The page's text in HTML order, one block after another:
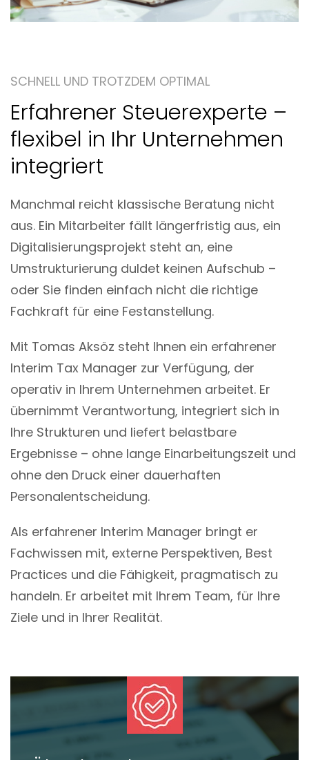
SCHNELL UND TROTZDEM OPTIMAL
Erfahrener Steuerexperte –
flexibel in Ihr Unternehmen
integriert
Manchmal reicht klassische Beratung nicht
aus. Ein Mitarbeiter fällt längerfristig aus, ein
Digitalisierungsprojekt steht an, eine
Umstrukturierung duldet keinen Aufschub –
oder Sie finden einfach nicht die richtige
Fachkraft für eine Festanstellung.
Mit Tomas Aksöz steht Ihnen ein erfahrener
Interim Tax Manager zur Verfügung, der
operativ in Ihrem Unternehmen arbeitet. Er
übernimmt Verantwortung, integriert sich in
Ihre Strukturen und liefert belastbare
Ergebnisse – ohne lange Einarbeitungszeit und
ohne den Druck einer dauerhaften
Personalentscheidung.
Als erfahrener Interim Manager bringt er
Fachwissen mit, externe Perspektiven, Best
Practices und die Fähigkeit, pragmatisch zu
handeln. Er arbeitet mit Ihrem Team, für Ihre
Ziele und in Ihrer Realität.